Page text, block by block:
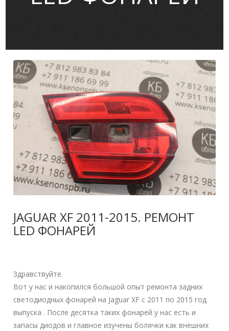
JAGUAR XF 2011-2015. РЕМОНТ
LED ФОНАРЕЙ
Здравствуйте.
Вот у нас и накопился большой опыт ремонта задних
светодиодных фонарей на Jaguar XF c 2011 по 2015 год
выпуска . После десятка таких фонарей у нас есть и
запасы диодов и главное изучены болячки как внешних